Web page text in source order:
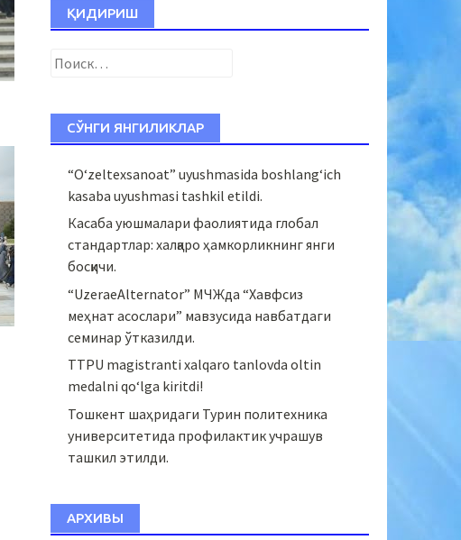
ҚИДИРИШ
Найти:
СЎНГИ ЯНГИЛИКЛАР
“O‘zeltexsanoat” uyushmasida boshlang‘ich
kasaba uyushmasi tashkil etildi.
Касаба уюшмалари фаолиятида глобал
стандартлар: халқаро ҳамкорликнинг янги
босқичи.
“UzeraeAlternator” МЧЖда “Хавфсиз
меҳнат асослари” мавзусида навбатдаги
семинар ўтказилди.
TTPU magistranti xalqaro tanlovda oltin
medalni qo‘lga kiritdi!
Тошкент шаҳридаги Турин политехника
университетида профилактик учрашув
ташкил этилди.
АРХИВЫ